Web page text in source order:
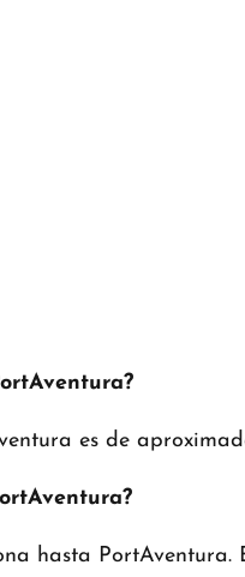
es de
hasta PortAventura.